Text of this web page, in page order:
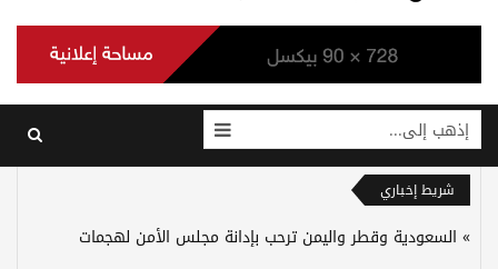
إذهب إلى...
شريط إخباري
السعودية وقطر واليمن ترحب بإدانة مجلس الأمن لهجمات